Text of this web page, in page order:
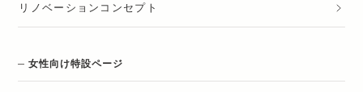
リノベーションコンセプト
女性向け特設ページ